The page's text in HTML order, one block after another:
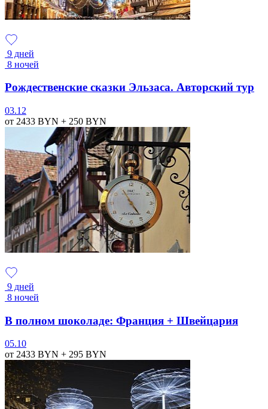
9 дней
8 ночей
Рождественские сказки Эльзаса. Авторский тур
03.12
от 2433 BYN + 250 BYN
9 дней
8 ночей
В полном шоколаде: Франция + Швейцария
05.10
от 2433 BYN + 295 BYN